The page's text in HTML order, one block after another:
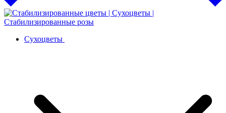
Сухоцветы